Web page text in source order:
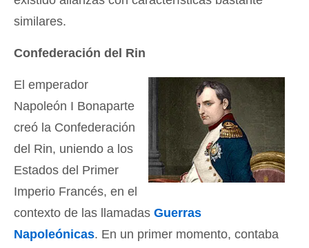
similares.
Confederación del Rin
El emperador
Napoleón I Bonaparte
creó la Confederación
del Rin, uniendo a los
Estados del Primer
Imperio Francés, en el
contexto de las llamadas Guerras
Napoleónicas. En un primer momento, contaba